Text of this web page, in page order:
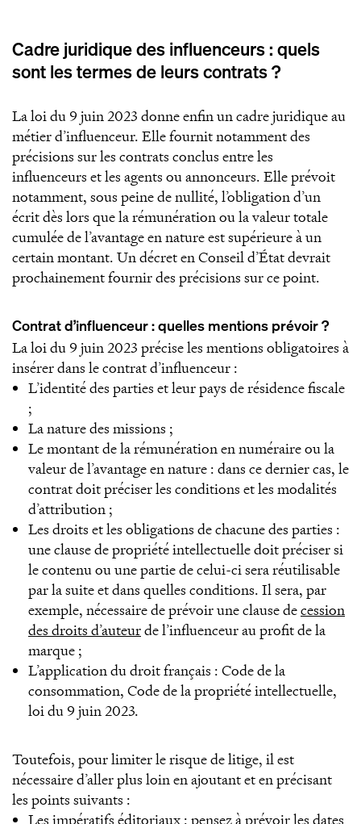
Cadre juridique des influenceurs : quels
sont les termes de leurs contrats ?
La loi du 9 juin 2023 donne enfin un cadre juridique au
métier d’influenceur. Elle fournit notamment des
précisions sur les contrats conclus entre les
influenceurs et les agents ou annonceurs. Elle prévoit
notamment, sous peine de nullité, l’obligation d’un
écrit dès lors que la rémunération ou la valeur totale
cumulée de l’avantage en nature est supérieure à un
certain montant. Un décret en Conseil d’État devrait
prochainement fournir des précisions sur ce point.
Contrat d’influenceur : quelles mentions prévoir ?
La loi du 9 juin 2023 précise les mentions obligatoires à
insérer dans le contrat d’influenceur :
L’identité des parties et leur pays de résidence fiscale
;
La nature des missions ;
Le montant de la rémunération en numéraire ou la
valeur de l’avantage en nature : dans ce dernier cas, le
contrat doit préciser les conditions et les modalités
d’attribution ;
Les droits et les obligations de chacune des parties :
une clause de propriété intellectuelle doit préciser si
le contenu ou une partie de celui-ci sera réutilisable
par la suite et dans quelles conditions. Il sera, par
exemple, nécessaire de prévoir une clause decession
des droits d’auteurde l’influenceur au profit de la
marque ;
L’application du droit français : Code de la
consommation, Code de la propriété intellectuelle,
loi du 9 juin 2023.
Toutefois, pour limiter le risque de litige, il est
nécessaire d’aller plus loin en ajoutant et en précisant
les points suivants :
Les impératifs éditoriaux : pensez à prévoir les dates